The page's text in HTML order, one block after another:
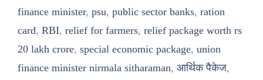
finance minister, psu, public sector banks, ration
card, RBI, relief for farmers, relief package worth rs
20 lakh crore, special economic package, union
finance minister nirmala sitharaman, आर्थिक पैकेज,